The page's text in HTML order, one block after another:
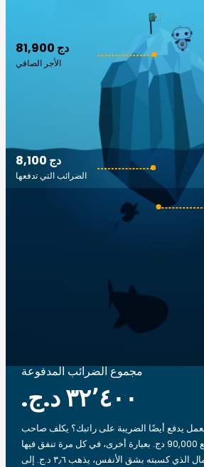
81,900 دج
الأجر الصافي
8,100 دج
الضرائب التي تدفعها
مجموع الضرائب المدفوعة
يدفع أيضًا الضريبة على راتبك؟ يكلف صاحب
العمل 24,300 دج لدفع 90,000 دج. بعبارة أخرى، في كل مرة تنفق فيها
مبلغاً ‏١٠ د.ج.‏من المال الذي كسبته بشق الأنفس، يذهب ‏٣٫٦ د.ج.‏ إلى